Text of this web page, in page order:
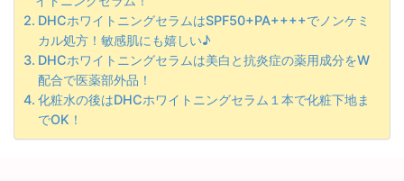
DHCホワイトニングセラムはSPF50+PA++++でノンケミ
カル処方！敏感肌にも嬉しい♪
DHCホワイトニングセラムは美白と抗炎症の薬用成分をW
配合で医薬部外品！
化粧水の後はDHCホワイトニングセラム１本で化粧下地ま
でOK！